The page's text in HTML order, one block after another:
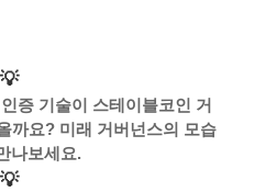
💡
증 기술이 스테이블코인 거
까요? 미래 거버넌스의 모습
나보세요.
💡